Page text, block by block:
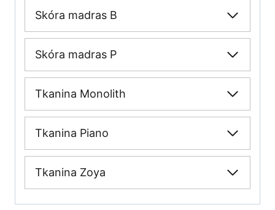
Skóra madras B
Skóra madras P
Tkanina Monolith
Tkanina Piano
Tkanina Zoya